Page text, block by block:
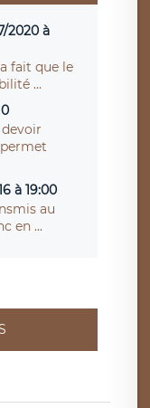
2020 à
fait que le
...
à 19:00
au
en ...